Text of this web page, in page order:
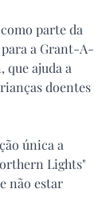
parte da
a Grant-A-
que ajuda a
doentes
única a
Lights"
não estar